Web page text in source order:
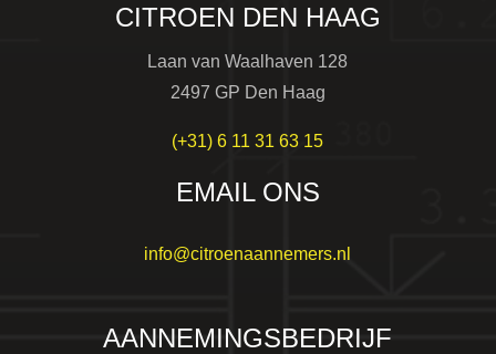
CITROEN DEN HAAG
Laan van Waalhaven 128
2497 GP Den Haag
(+31) 6 11 31 63 15
EMAIL ONS
info@citroenaannemers.nl
AANNEMINGSBEDRIJF